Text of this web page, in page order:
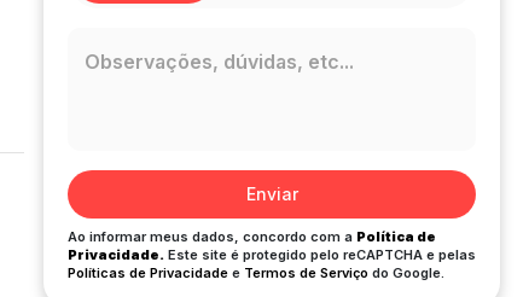
Enviar
Ao informar meus dados, concordo com a Política de
Privacidade. Este site é protegido pelo reCAPTCHA e pelas
Políticas de Privacidade e Termos de Serviço do Google.